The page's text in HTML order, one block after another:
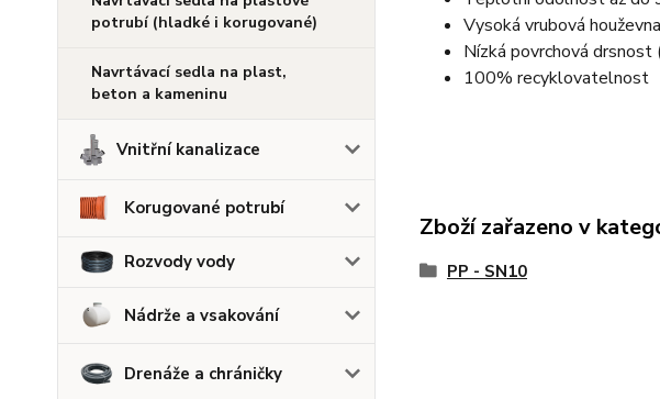
potrubí (hladké i korugované)
Navrtávací sedla na plast,
beton a kameninu
Vnitřní kanalizace
Korugované potrubí
Rozvody vody
Nádrže a vsakování
Drenáže a chráničky
Vysoká vrubová
Nízká povrchová drsnost
100% recyklovatelnost
Zboží zařazeno v
PP - SN10